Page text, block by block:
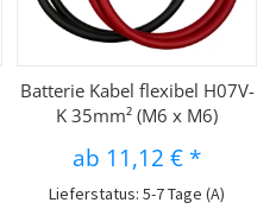
Batterie Kabel flexibel H07V-
K 35mm² (M6 x M6)
ab 11,12 € *
Lieferstatus: 5-7 Tage (A)